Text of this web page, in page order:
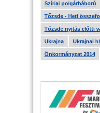
Szíriai polgárháború
Tőzsde - Heti
Tőzsde nyitás előtti
Ukrajna Ukrajnai
Önkormányzat 2014